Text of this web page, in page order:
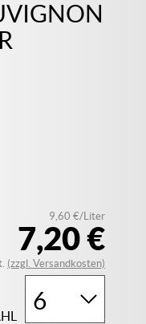
7,20 €
9,60 €/Liter
(zzgl. Versandkosten)